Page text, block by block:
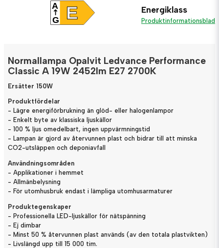
E
A
G
Energiklass
Produktinformationsblad
Normallampa Opalvit Ledvance Performance
Classic A 19W 2452lm E27 2700K
Ersätter 150W
Produktfördelar
- Lägre energiförbrukning än glöd- eller halogenlampor
- Enkelt byte av klassiska ljuskällor
- 100 % ljus omedelbart, ingen uppvärmningstid
- Lampan är gjord av återvunnen plast och bidrar till att minska
CO2-utsläppen och deponiavfall
Användningsområden
- Applikationer i hemmet
- Allmänbelysning
- För utomhusbruk endast i lämpliga utomhusarmaturer
Produktegenskaper
- Professionella LED-ljuskällor för nätspänning
- Ej dimbar
- Minst 50 % återvunnen plast används (av den totala plastvikten)
- Livslängd upp till 15 000 tim.